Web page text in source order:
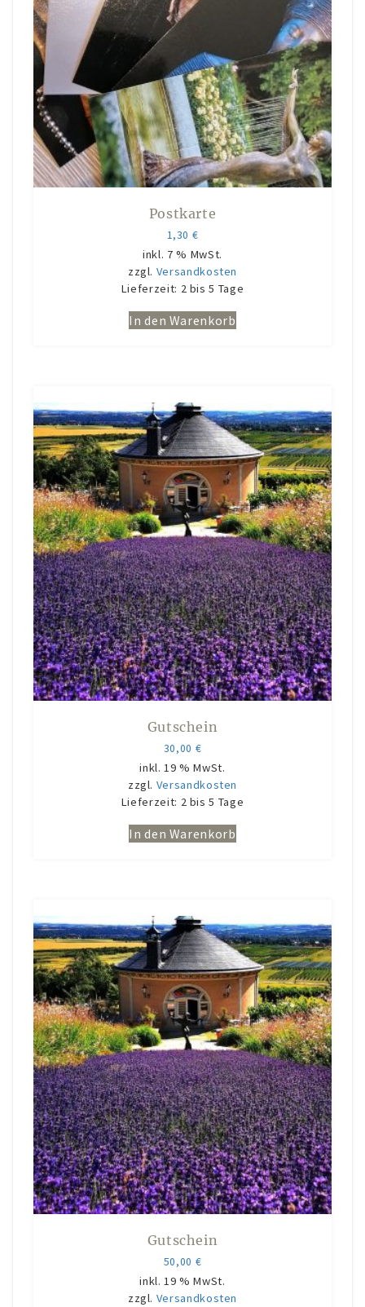
Konto-Details
Bestellungen
Versand & Lieferung
Zahlungsmöglichkeiten
Rückgabe & Umtausch
Widerrufsrecht
VERANSTALTUNGEN/KONZERTE
individuell geplante Weinbergsführungen
KUNST IM WEINGUT
Postkarte
1,30 €
inkl. 7 % MwSt.
zzgl. Versandkosten
Lieferzeit: 2 bis 5 Tage
In den Warenkorb
Gutschein
30,00 €
inkl. 19 % MwSt.
zzgl. Versandkosten
Lieferzeit: 2 bis 5 Tage
In den Warenkorb
Gutschein
50,00 €
inkl. 19 % MwSt.
zzgl. Versandkosten